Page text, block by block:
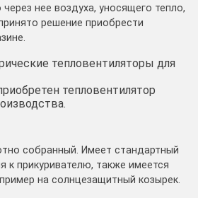
нее воздуха, уносящего тепло,
решение приобрести
тепловентиляторы для
тепловентилятор
собранный. Имеет стандартный
к прикуривателю, также имеется
на солнцезащитный козырек.